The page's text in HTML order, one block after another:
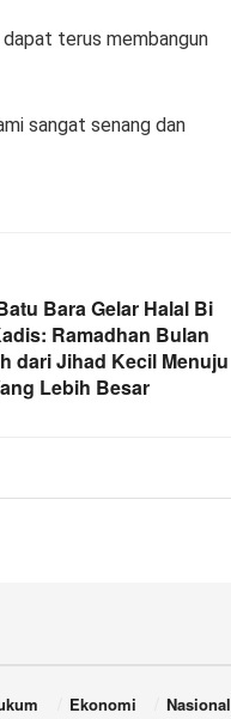
terus membangun
sangat senang dan
Bara Gelar Halal Bi
Ramadhan Bulan
dari Jihad Kecil Menuju
Lebih Besar
Ekonomi Nasional